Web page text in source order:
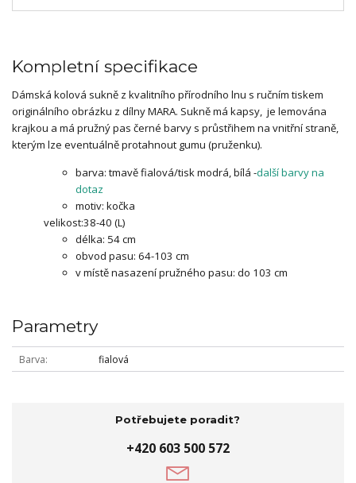
Kompletní specifikace
Dámská kolová sukně z kvalitního přírodního lnu s ručním tiskem
originálního obrázku z dílny MARA. Sukně má kapsy, je lemována
krajkou a má pružný pas černé barvy s průstřihem na vnitřní straně,
kterým lze eventuálně protahnout gumu (pruženku).
barva: tmavě fialová/tisk modrá, bílá -další barvy na
dotaz
motiv: kočka
velikost:38-40 (L)
délka: 54 cm
obvod pasu: 64-103 cm
v místě nasazení pružného pasu: do 103 cm
Parametry
Barva fialová
Potřebujete poradit?
+420 603 500 572